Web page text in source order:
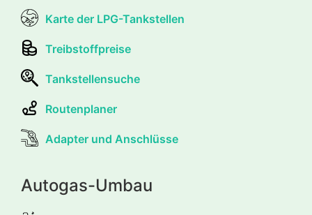
Karte der LPG-Tankstellen
Treibstoffpreise
Tankstellensuche
Routenplaner
Adapter und Anschlüsse
Autogas-Umbau